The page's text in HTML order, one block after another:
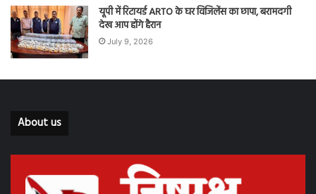
यूपी में रिटायर्ड ARTO के घर विजिलेंस का छापा, बरामदगी
देख आप होंगे हैरान
July 9, 2026
About us